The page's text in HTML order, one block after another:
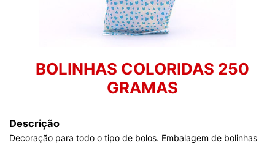
BOLINHAS COLORIDAS 250
GRAMAS
Descrição
Decoração para todo o tipo de bolos. Embalagem de bolinhas